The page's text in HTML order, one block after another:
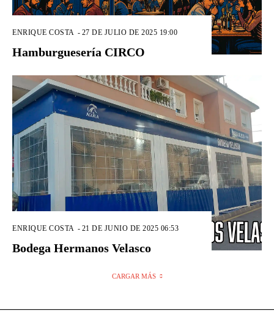
ENRIQUE COSTA - 27 DE JULIO DE 2025 19:00
Hamburguesería CIRCO
ENRIQUE COSTA - 21 DE JUNIO DE 2025 06:53
Bodega Hermanos Velasco
CARGAR MÁS